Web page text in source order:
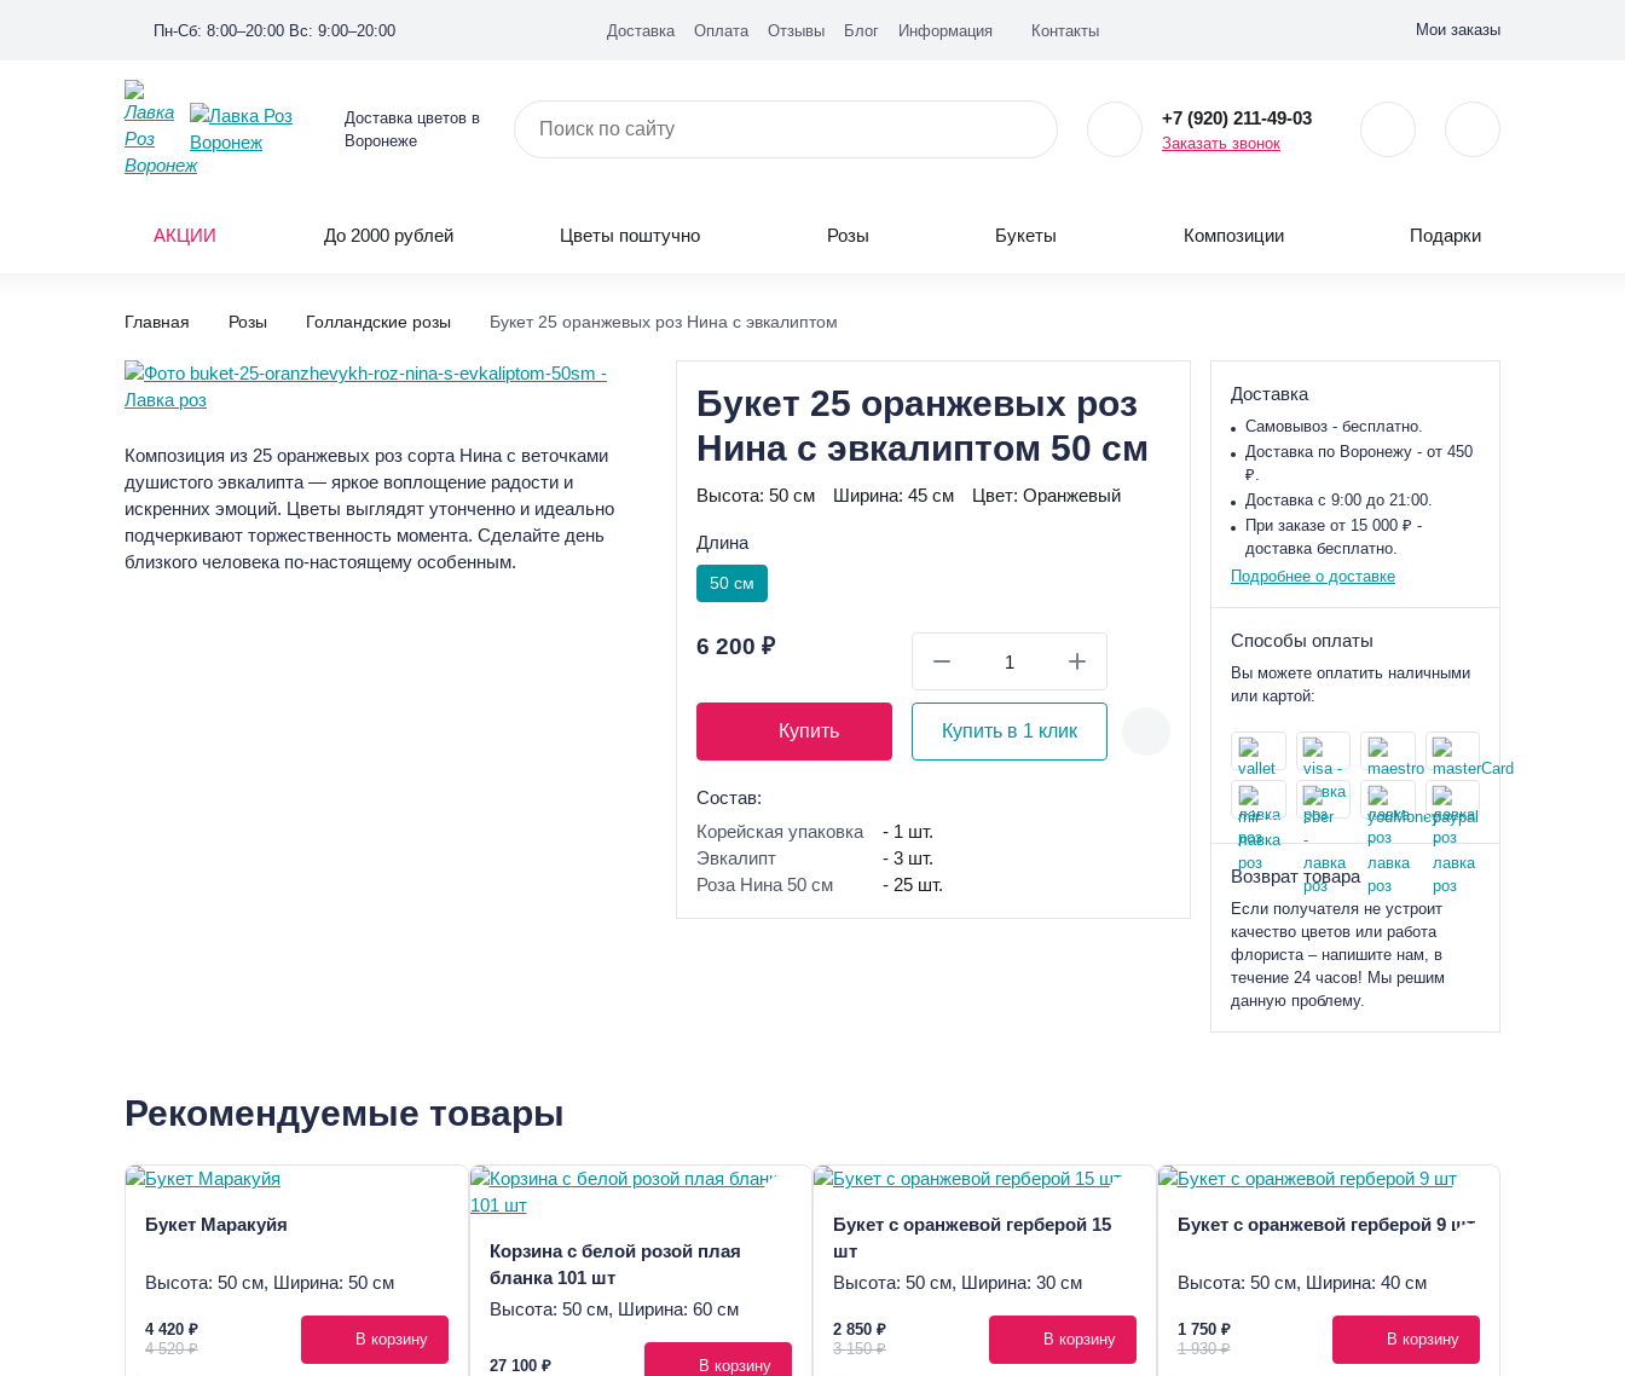
Пн-Сб: 8:00–20:00 Вс: 9:00–20:00 Доставка Оплата Отзывы Блог Информация Контакты Мои заказы
Доставка цветов в
Воронеже
+7 (920) 211-49-03
Заказать звонок
АКЦИИ До 2000 рублей Цветы поштучно Розы Букеты Композиции Подарки
Главная Розы Голландские розы Букет 25 оранжевых роз Нина с эвкалиптом
Композиция из 25 оранжевых роз сорта Нина с веточками
душистого эвкалипта — яркое воплощение радости и
искренних эмоций. Цветы выглядят утонченно и идеально
подчеркивают торжественность момента. Сделайте день
близкого человека по-настоящему особенным.
Букет 25 оранжевых роз
Нина с эвкалиптом 50 см
Высота: 50 см Ширина: 45 см Цвет: Оранжевый
Длина
50 см
6 200 ₽
Купить Купить в 1 клик
Состав:
Корейская упаковка
- 1 шт.
Эвкалипт
- 3 шт.
Роза Нина 50 см
- 25 шт.
Доставка
Самовывоз - бесплатно.
Доставка по Воронежу - от 450
₽.
Доставка с 9:00 до 21:00.
При заказе от 15 000 ₽ -
доставка бесплатно.
Подробнее о доставке
Способы оплаты
Вы можете оплатить наличными
или картой:
Возврат товара
Если получателя не устроит
качество цветов или работа
флориста – напишите нам, в
течение 24 часов! Мы решим
данную проблему.
Рекомендуемые товары
Букет Маракуйя
Высота: 50 см, Ширина: 50 см
4 420 ₽
4 520 ₽
В корзину
Корзина с белой розой плая
бланка 101 шт
Высота: 50 см, Ширина: 60 см
27 100 ₽ В корзину
Букет с оранжевой герберой 15
шт
Высота: 50 см, Ширина: 30 см
2 850 ₽
3 150 ₽
В корзину
Букет с оранжевой герберой 9 шт
Высота: 50 см, Ширина: 40 см
1 750 ₽
1 930 ₽
В корзину